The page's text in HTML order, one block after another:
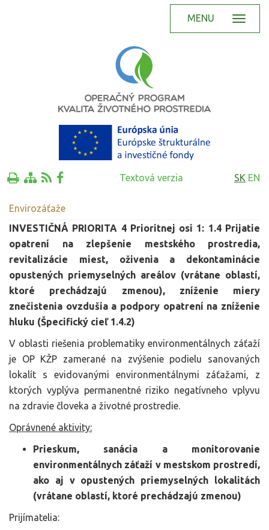
MENU
Textová verzia SK EN
Envirozáťaže
INVESTIČNÁ PRIORITA 4 Prioritnej osi 1: 1.4 Prijatie
opatrení na zlepšenie mestského prostredia,
revitalizácie miest, oživenia a dekontaminácie
opustených priemyselných areálov (vrátane oblastí,
ktoré prechádzajú zmenou), zníženie miery
znečistenia ovzdušia a podpory opatrení na zníženie
hluku (Špecifický cieľ 1.4.2)
V oblasti riešenia problematiky environmentálnych záťaží
je OP KŽP zamerané na zvýšenie podielu sanovaných
lokalít s evidovanými environmentálnymi záťažami, z
ktorých vyplýva permanentné riziko negatívneho vplyvu
na zdravie človeka a životné prostredie.
Oprávnené aktivity:
Prieskum, sanácia a monitorovanie
environmentálnych záťaží v mestskom prostredí,
ako aj v opustených priemyselných lokalitách
(vrátane oblastí, ktoré prechádzajú zmenou)
Prijímatelia: